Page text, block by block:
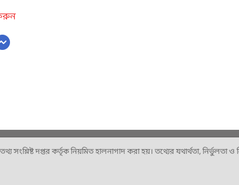
দপ্তর কর্তৃক নিয়মিত হালনাগাদ করা হয়। তথ্যের যথার্থতা, নির্ভুলতা ও